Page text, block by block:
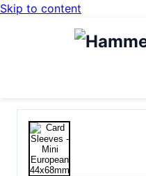
Skip to content